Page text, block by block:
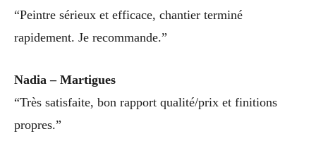
“Peintre sérieux et efficace, chantier terminé
rapidement. Je recommande.”
Nadia – Martigues
“Très satisfaite, bon rapport qualité/prix et finitions
propres.”